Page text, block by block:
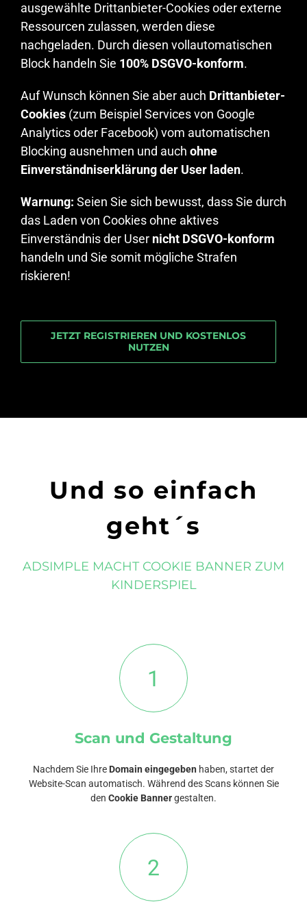
ausgewählte Drittanbieter-Cookies oder externe
Ressourcen zulassen, werden diese
nachgeladen. Durch diesen vollautomatischen
Block handeln Sie 100% DSGVO-konform.
Auf Wunsch können Sie aber auch Drittanbieter-
Cookies (zum Beispiel Services von Google
Analytics oder Facebook) vom automatischen
Blocking ausnehmen und auch ohne
Einverständniserklärung der User laden.
Warnung: Seien Sie sich bewusst, dass Sie durch
das Laden von Cookies ohne aktives
Einverständnis der User nicht DSGVO-konform
handeln und Sie somit mögliche Strafen
riskieren!
JETZT REGISTRIEREN UND KOSTENLOS
NUTZEN
Und so einfach
geht´s
ADSIMPLE MACHT COOKIE BANNER ZUM
KINDERSPIEL
1
Scan und Gestaltung
Nachdem Sie Ihre Domain eingegeben haben, startet der
Website-Scan automatisch. Während des Scans können Sie
den Cookie Bannergestalten.
2